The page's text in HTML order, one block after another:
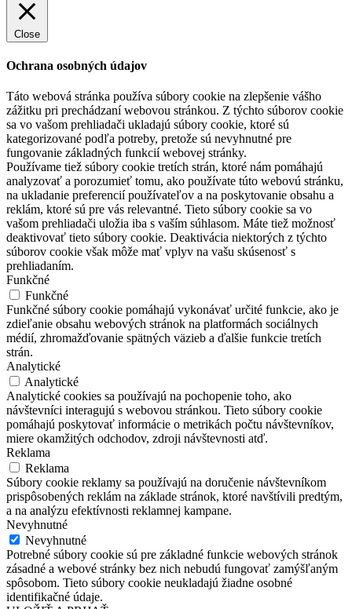
Close
Ochrana osobných údajov
Táto webová stránka používa súbory cookie na zlepšenie vášho
zážitku pri prechádzaní webovou stránkou. Z týchto súborov cookie
sa vo vašom prehliadači ukladajú súbory cookie, ktoré sú
kategorizované podľa potreby, pretože sú nevyhnutné pre
fungovanie základných funkcií webovej stránky.
Používame tiež súbory cookie tretích strán, ktoré nám pomáhajú
analyzovať a porozumieť tomu, ako používate túto webovú stránku,
na ukladanie preferencií používateľov a na poskytovanie obsahu a
reklám, ktoré sú pre vás relevantné. Tieto súbory cookie sa vo
vašom prehliadači uložia iba s vaším súhlasom. Máte tiež možnosť
deaktivovať tieto súbory cookie. Deaktivácia niektorých z týchto
súborov cookie však môže mať vplyv na vašu skúsenosť s
prehliadaním.
Funkčné
Funkčné
Funkčné súbory cookie pomáhajú vykonávať určité funkcie, ako je
zdieľanie obsahu webových stránok na platformách sociálnych
médií, zhromažďovanie spätných väzieb a ďalšie funkcie tretích
strán.
Analytické
Analytické
Analytické cookies sa používajú na pochopenie toho, ako
návštevníci interagujú s webovou stránkou. Tieto súbory cookie
pomáhajú poskytovať informácie o metrikách počtu návštevníkov,
miere okamžitých odchodov, zdroji návštevnosti atď.
Reklama
Reklama
Súbory cookie reklamy sa používajú na doručenie návštevníkom
prispôsobených reklám na základe stránok, ktoré navštívili predtým,
a na analýzu efektívnosti reklamnej kampane.
Nevyhnutné
Nevyhnutné
Potrebné súbory cookie sú pre základné funkcie webových stránok
zásadné a webové stránky bez nich nebudú fungovať zamýšľaným
spôsobom. Tieto súbory cookie neukladajú žiadne osobné
identifikačné údaje.